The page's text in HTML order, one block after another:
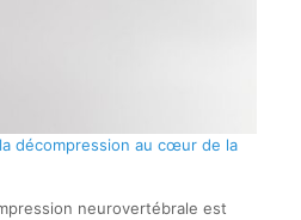
décompression au cœur de la
neurovertébrale est